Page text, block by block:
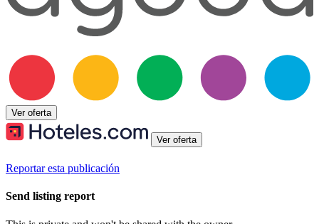
Ver oferta
Ver oferta
Reportar esta publicación
Send listing report